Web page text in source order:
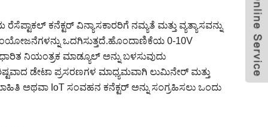
ಕನೆಕ್ಟರ್ ವಿನ್ಯಾಸಕಾರರಿಗೆ ನಮ್ಯತೆ ಮತ್ತು ವ್ಯತ್ಯಾಸವನ್ನು
ಒದಗಿಸುತ್ತದೆ.ಹೊಂದಾಣಿಕೆಯ 0-10V
ನಿಯಂತ್ರಕ ಮಾಡ್ಯೂಲ್ ಅನ್ನು ಬಳಸುವುದು
ಡೇಟಾ ಪ್ರಸರಣಗಳ ಮಾಧ್ಯಮವಾಗಿ ಲುಮಿನೇರ್ ಮತ್ತು
ಅಥವಾ IoT ಸಂವಹನ ಕನೆಕ್ಟರ್ ಅನ್ನು ಸಂಗ್ರಹಿಸಲು ಒಂದು